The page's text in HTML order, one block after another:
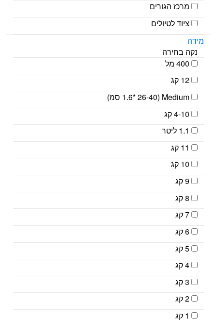
מרכז הגורים
ציוד לטיולים
מידה
נקה בחירה
400 מל
12 קג
Medium (1.6* 26-40 סמ)
4-10 קג
1.1 ליטר
11 קג
10 קג
9 קג
8 קג
7 קג
6 קג
5 קג
4 קג
3 קג
2 קג
1 קג